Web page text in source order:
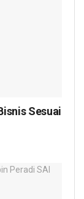
Sesuai